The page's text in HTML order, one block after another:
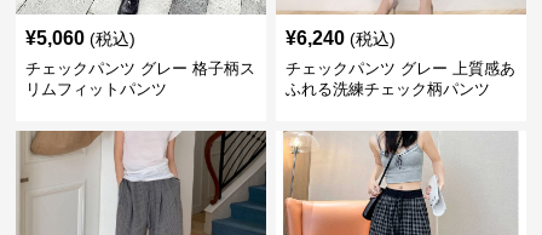
¥5,060 (税込)
チェックパンツ グレー 格子柄ス
リムフィットパンツ
¥6,240 (税込)
チェックパンツ グレー 上質感あ
ふれる洗練チェック柄パンツ